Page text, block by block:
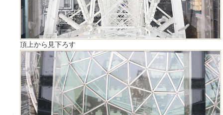
頂上から見下ろす